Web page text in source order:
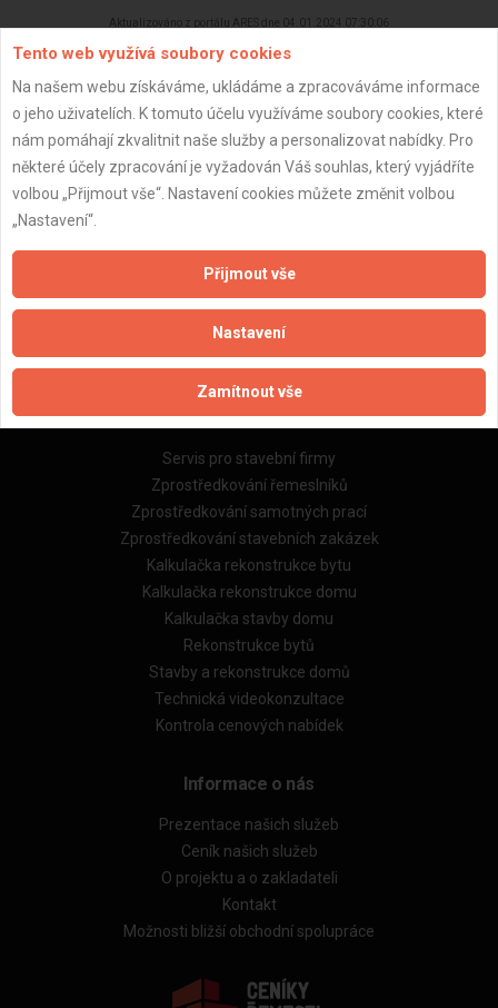
Aktualizováno z portálu ARES dne 04.01.2024 07:30:06
Důležité informace
Naše firmy a řemeslníci
Zásady pro používání souborů cookie
Obchodní podmínky (zprostředkování)
Obchodní podmínky (rozpočtování)
Reference
Naše excelové tabulky online
Naše služby
Servis pro stavební firmy
Zprostředkování řemeslníků
Zprostředkování samotných prací
Zprostředkování stavebních zakázek
Kalkulačka rekonstrukce bytu
Kalkulačka rekonstrukce domu
Kalkulačka stavby domu
Rekonstrukce bytů
Stavby a rekonstrukce domů
Technická videokonzultace
Kontrola cenových nabídek
Informace o nás
Prezentace našich služeb
Ceník našich služeb
O projektu a o zakladateli
Kontakt
Možnosti bližší obchodní spolupráce
Tento web využívá soubory cookies
Na našem webu získáváme, ukládáme a zpracováváme informace
o jeho uživatelích. K tomuto účelu využíváme soubory cookies, které
nám pomáhají zkvalitnit naše služby a personalizovat nabídky. Pro
některé účely zpracování je vyžadován Váš souhlas, který vyjádříte
volbou „Přijmout vše“. Nastavení cookies můžete změnit volbou
„Nastavení“.
Přijmout vše
Nastavení
Zamítnout vše